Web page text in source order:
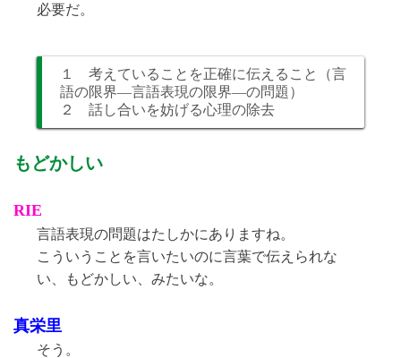
必要だ。
１ 考えていることを正確に伝えること（言
語の限界―言語表現の限界―の問題）
２ 話し合いを妨げる心理の除去
もどかしい
RIE
言語表現の問題はたしかにありますね。
こういうことを言いたいのに言葉で伝えられな
い、もどかしい、みたいな。
真栄里
そう。